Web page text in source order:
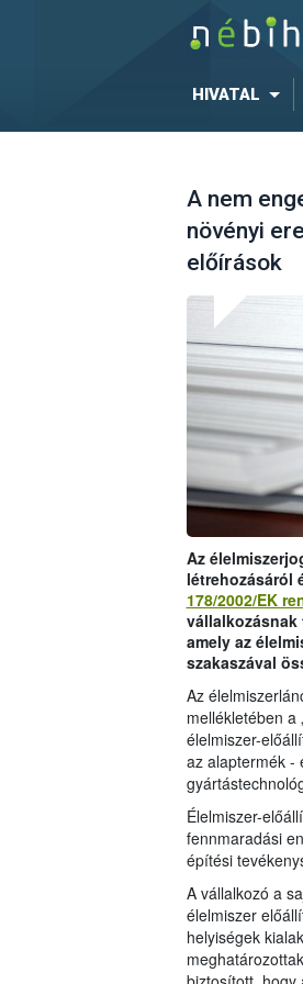
HIVATAL
A nem
növényi
előírások
Az
létrehozásáról
178/2002/EK
amely az
szakaszával
Az
mellékletében a
élelmiszer-
az alaptermék -
Élelmiszer-
fennmaradási
építési
A vállalkozó a
élelmiszer
helyiségek